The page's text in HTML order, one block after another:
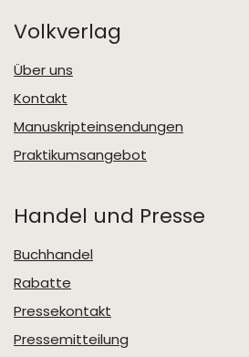
Volkverlag
Über uns
Kontakt
Manuskripteinsendungen
Praktikumsangebot
Handel und Presse
Buchhandel
Rabatte
Pressekontakt
Pressemitteilung